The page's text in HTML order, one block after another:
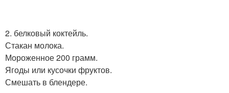
2. белковый коктейль.
Стакан молока.
Мороженное 200 грамм.
Ягоды или кусочки фруктов.
Смешать в блендере.